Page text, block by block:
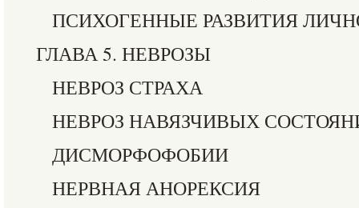
ПСИХОГЕННЫЕ РАЗВИТИЯ
ГЛАВА 5. НЕВРОЗЫ
НЕВРОЗ СТРАХА
НЕВРОЗ НАВЯЗЧИВЫХ
ДИСМОРФОФОБИИ
НЕРВНАЯ АНОРЕКСИЯ